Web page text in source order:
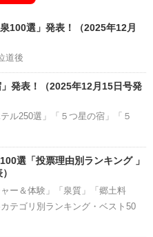
Channel
100選」発表！（2025年12月
道後
発表！（2025年12月15日号発
ル250選」「５つ星の宿」「５
選「投票理由別ランキング 」
ー＆体験」「泉質」「郷土料
テゴリ別ランキング・ベスト50